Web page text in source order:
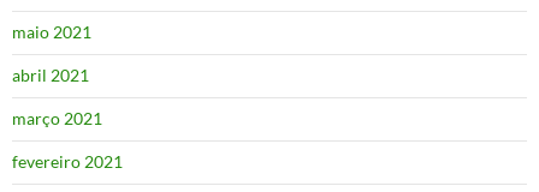
maio 2021
abril 2021
março 2021
fevereiro 2021